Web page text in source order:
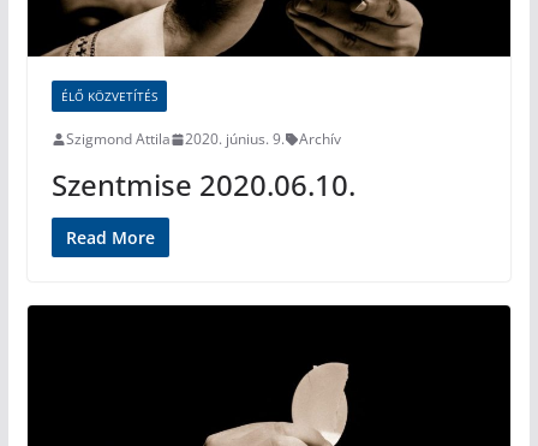
ÉLŐ KÖZVETÍTÉS
Szigmond Attila 2020. június. 9. Archív
Szentmise 2020.06.10.
Read More